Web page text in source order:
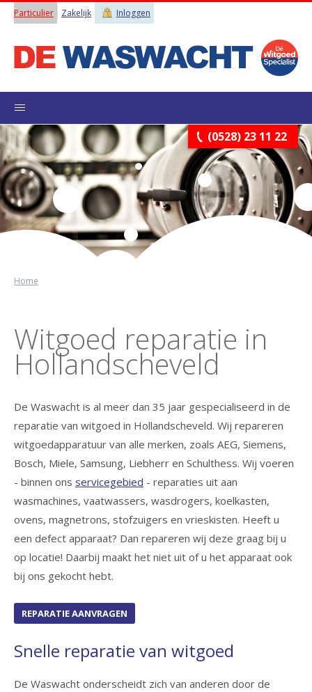
Particulier Zakelijk Inloggen
(0528) 23 11 22
Home
Witgoed reparatie in
Hollandscheveld
De Waswacht is al meer dan 35 jaar gespecialiseerd in de
reparatie van witgoed in Hollandscheveld. Wij repareren
witgoedapparatuur van alle merken, zoals AEG, Siemens,
Bosch, Miele, Samsung, Liebherr en Schulthess. Wij voeren
- binnen ons servicegebied - reparaties uit aan
wasmachines, vaatwassers, wasdrogers, koelkasten,
ovens, magnetrons, stofzuigers en vrieskisten. Heeft u
een defect apparaat? Dan repareren wij deze graag bij u
op locatie! Daarbij maakt het niet uit of u het apparaat ook
bij ons gekocht hebt.
REPARATIE AANVRAGEN
Snelle reparatie van witgoed
De Waswacht onderscheidt zich van anderen door de